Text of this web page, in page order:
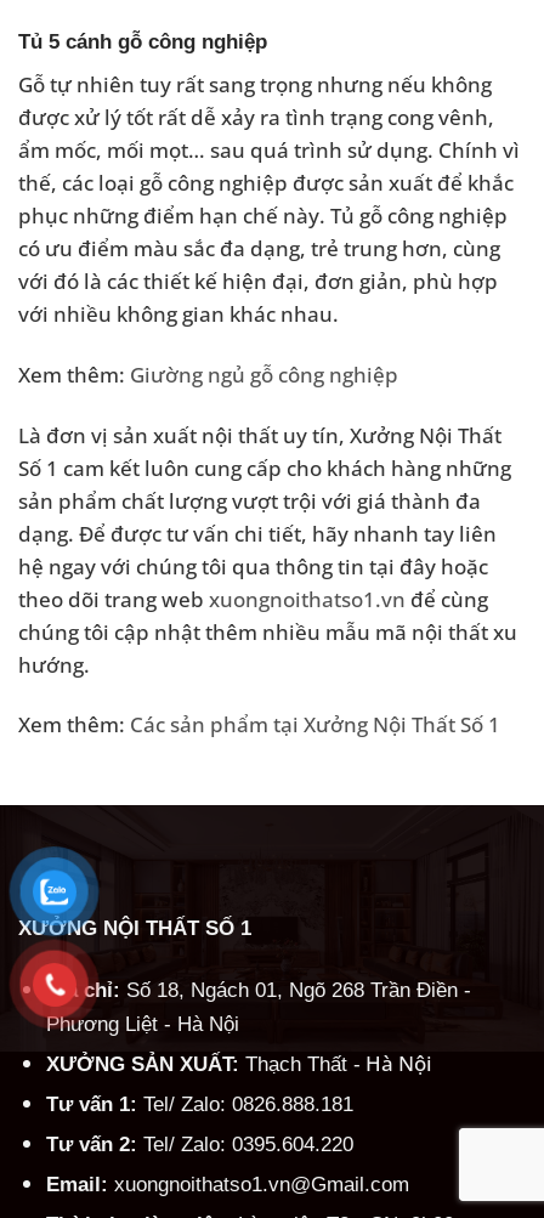
Tủ 5 cánh gỗ công nghiệp
Gỗ tự nhiên tuy rất sang trọng nhưng nếu không
được xử lý tốt rất dễ xảy ra tình trạng cong vênh,
ẩm mốc, mối mọt… sau quá trình sử dụng. Chính vì
thế, các loại gỗ công nghiệp được sản xuất để khắc
phục những điểm hạn chế này. Tủ gỗ công nghiệp
có ưu điểm màu sắc đa dạng, trẻ trung hơn, cùng
với đó là các thiết kế hiện đại, đơn giản, phù hợp
với nhiều không gian khác nhau.
Xem thêm: Giường ngủ gỗ công nghiệp
Là đơn vị sản xuất nội thất uy tín, Xưởng Nội Thất
Số 1 cam kết luôn cung cấp cho khách hàng những
sản phẩm chất lượng vượt trội với giá thành đa
dạng. Để được tư vấn chi tiết, hãy nhanh tay liên
hệ ngay với chúng tôi qua thông tin tại đây hoặc
theo dõi trang web xuongnoithatso1.vn để cùng
chúng tôi cập nhật thêm nhiều mẫu mã nội thất xu
hướng.
Xem thêm: Các sản phẩm tại Xưởng Nội Thất Số 1
XƯỞNG NỘI THẤT SỐ 1
Địa chỉ: Số 18, Ngách 01, Ngõ 268 Trần Điền -
Phương Liệt - Hà Nội
XƯỞNG SẢN XUẤT: Thạch Thất - Hà Nội
Tư vấn 1: Tel/ Zalo: 0826.888.181
Tư vấn 2: Tel/ Zalo: 0395.604.220
Email: xuongnoithatso1.vn@Gmail.com